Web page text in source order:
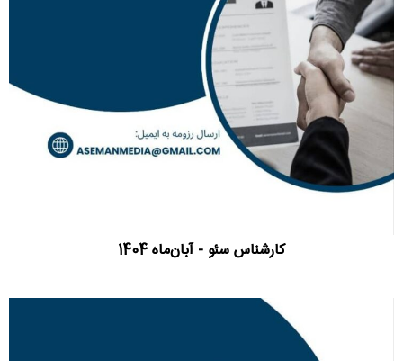
کارشناس سئو - آبان‌ماه 1404